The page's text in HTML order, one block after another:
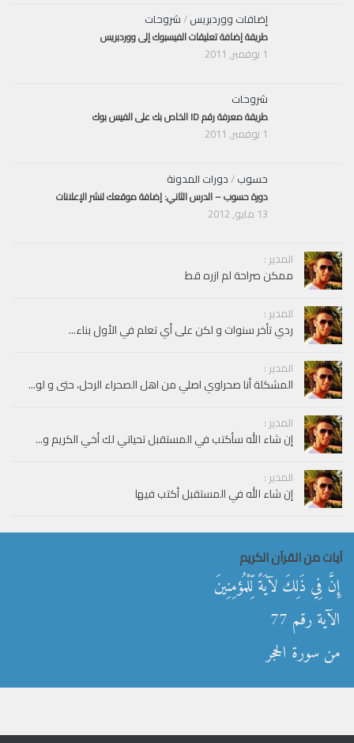
إضافات ووردبريس/شروحات
طريقة إضافة تعليقات الفيسبوك إلى ووردبريس
شروحات
طريقة معرفة رقم ID الخاص بك على الفيس بوك
حسوب/دورات المدونة
دورة حسوب – الدرس الثاني: إضافة موقعك لنشر الإعلانات
المدير :
ممكن صراحة لم ازره قط
المدير :
ردي تأخر سنوات و لكن على أي تعلم في الأول بناء...
المدير :
المشكلة أنا صحراوي اصلي من اهل الصحراء الرحل، حتى و لو...
المدير :
إن شاء الله سأكتب في المستقبل تحياتي لك أخي الكريم و...
المدير :
إن شاء الله في المستقبل أكتب فيها
آيات من القرآن الكريم
إِنَّ فِي ذَلِكَ لآيَةً لِّلْمُؤمِنِينَ
الآية رقم 77
من سورة الحجر